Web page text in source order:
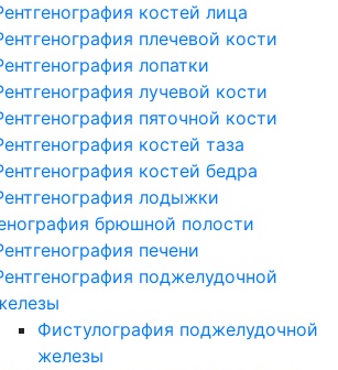
костей лица
плечевой кости
лопатки
лучевой кости
пяточной кости
костей таза
костей бедра
лодыжки
брюшной полости
печени
поджелудочной
Фистулография поджелудочной
железы